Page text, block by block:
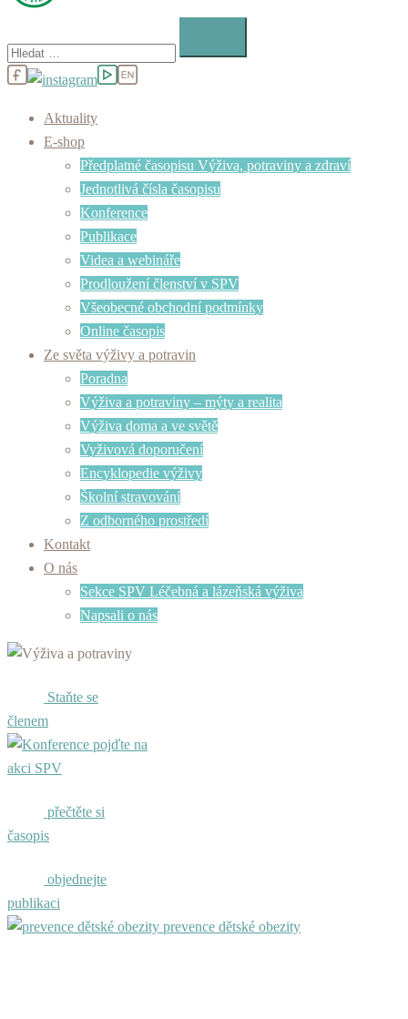
content
Aktuality
E-shop
Předplatné časopisu Výživa, potraviny a zdraví
Jednotlivá čísla časopisu
Konference
Publikace
Videa a webináře
Prodloužení členství v SPV
Všeobecné obchodní podmínky
Online časopis
Ze světa výživy a potravin
Poradna
Výživa a potraviny – mýty a realita
Výživa doma a ve světě
Vyživová doporučení
Encyklopedie výživy
Školní stravování
Z odborného prostředí
Kontakt
O nás
Sekce SPV Léčebná a lázeňská výživa
Napsali o nás
Staňte se
členem
pojďte na
akci SPV
přečtěte si
časopis
objednejte
publikaci
prevence dětské obezity